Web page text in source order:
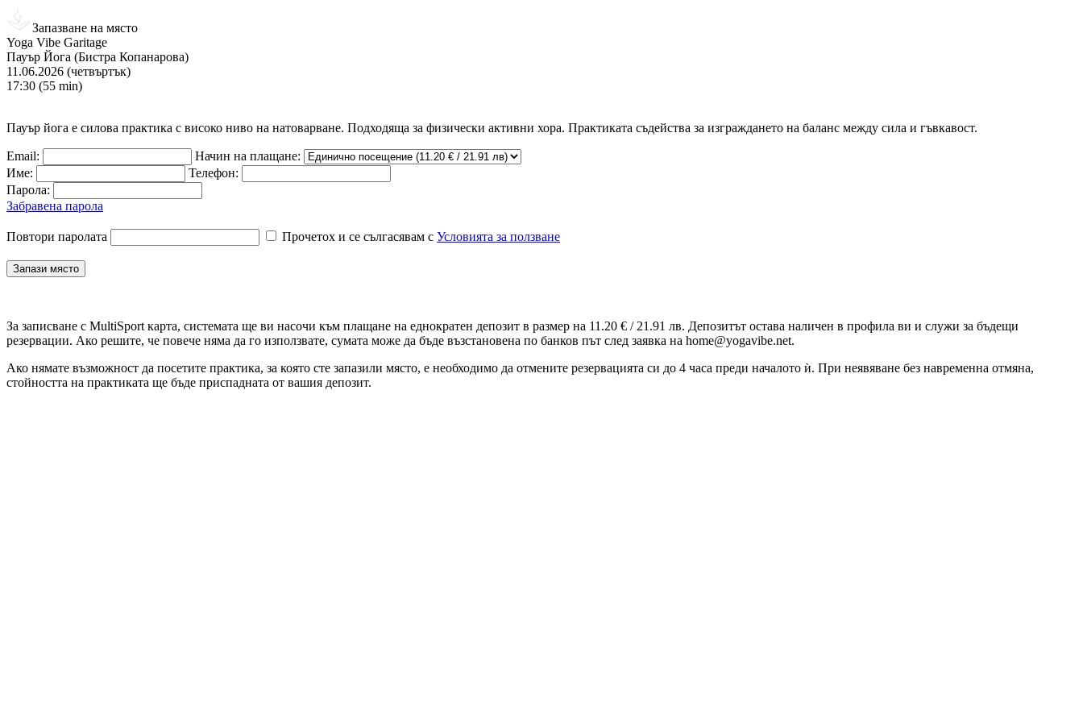
Запазване на място
Yoga Vibe Garitage
Пауър Йога (Бистра Копанарова)
11.06.2026 (четвъртък)
17:30 (55 min)
Пауър йога е силова практика с високо ниво на натоварване. Подходяща за физически активни хора. Практиката съдейства за изграждането на баланс между сила и гъвкавост.
Email:
Начин на плащане:
Име:
Телефон:
Парола:
Забравена парола
Повтори паролата Прочетох и се сългасявам с Условията за ползване
За записване с MultiSport карта, системата ще ви насочи към плащане на еднократен депозит в размер на 11.20 € / 21.91 лв. Депозитът остава наличен в профила ви и служи за бъдещи
резервации. Ако решите, че повече няма да го използвате, сумата може да бъде възстановена по банков път след заявка на home@yogavibe.net.
Ако нямате възможност да посетите практика, за която сте запазили място, е необходимо да отмените резервацията си до 4 часа преди началото ѝ. При неявяване без навременна отмяна,
стойността на практиката ще бъде приспадната от вашия депозит.